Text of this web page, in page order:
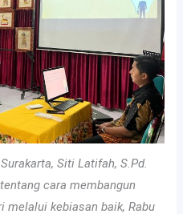
Siti Latifah, S.Pd.
cara membangun
melalui kebiasan baik, Rabu